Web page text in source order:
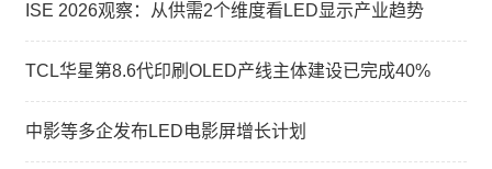
ISE 2026观察：从供需2个维度看LED显示产业趋势
TCL华星第8.6代印刷OLED产线主体建设已完成40%
中影等多企发布LED电影屏增长计划